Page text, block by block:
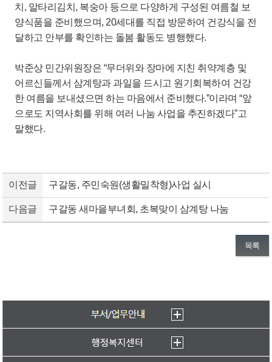
치, 알타리김치, 복숭아 등으로 다양하게 구성된 여름철 보
양식품을 준비했으며, 20세대를 직접 방문하여 건강식을 전
달하고 안부를 확인하는 돌봄 활동도 병행했다.
박준상 민간위원장은 “무더위와 장마에 지친 취약계층 및
어르신들께서 삼계탕과 과일을 드시고 원기회복하여 건강
한 여름을 보내셨으면 하는 마음에서 준비했다.”이라며 “앞
으로도 지역사회를 위해 여러 나눔 사업을 추진하겠다”고
말했다.
이전글 구갈동, 주민숙원(생활밀착형)사업 실시
다음글 구갈동 새마을부녀회, 초복맞이 삼계탕 나눔
목록